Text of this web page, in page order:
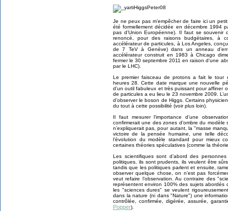
Je ne peux pas m’empêcher de faire ici un
été formellement décidée en décembre 1994
pas d’Union Européenne). Il faut se souvenir
renoncé, pour des raisons budgétaires, à
accélérateur de particules, à Los Angeles,
de 7 TeV à Genève) dans un anneau
accélérateur construit en 1983 à Chicago
fermer le 30 septembre 2011 en raison d’une
par le LHC).
Le premier faisceau de protons a fait le tour
heures 28. Cette date marque une nouvelle
d’un outil fabuleux et très puissant pour affiner
de particules a eu lieu le 23 novembre 2009.
d’observer le boson de Higgs. Certains
du tout à cette possibilité (voir plus loin).
Il faut mesurer l’importance d’une
confirmerait une des zones d’ombre du
n’expliquerait pas, pour autant, la "masse
victoire de la pensée humaine, une telle
l’évolution du modèle standard pour mieux
certaines théories spéculatives (comme la
Les scientifiques sont d’abord des
politiques, ils sont prudents, ils veulent être
tandis que les politiques parlent et ensuite,
observer quelque chose, on n’est pas
veut refaire l’observation. Au contraire des
représentent environ 100% des sujets
les "sciences dures" se veulent
dans la nature (ni dans "Nature") une
contrôlée, confirmée, digérée, assurée,
Popper).